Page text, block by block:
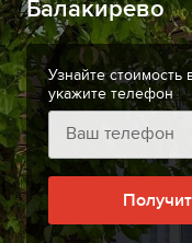
Балакирево
Узнайте
укажите телефон